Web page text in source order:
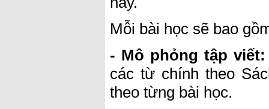
Mỗi bài học sẽ bao
- Mô phỏng tập viết:
các từ chính theo
theo từng bài học.